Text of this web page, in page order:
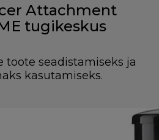
Attachment
tugikeskus
toote seadistamiseks ja
kasutamiseks.